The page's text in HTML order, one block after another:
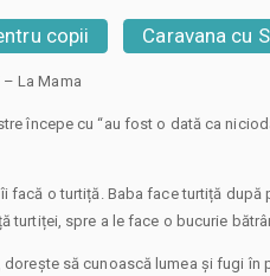
copii Caravana cu
– La Mama
începe cu “au fost o dată ca
facă o turtiță. Baba face turtiță după
turtiței, spre a le face o bucurie
să cunoască lumea și fugi în